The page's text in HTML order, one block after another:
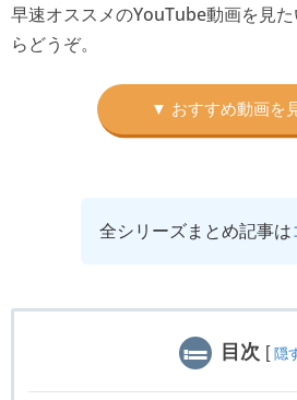
早速オススメのYouTube動画を見
らどうぞ。
全シリーズまとめ記事は
目次 [ 隠